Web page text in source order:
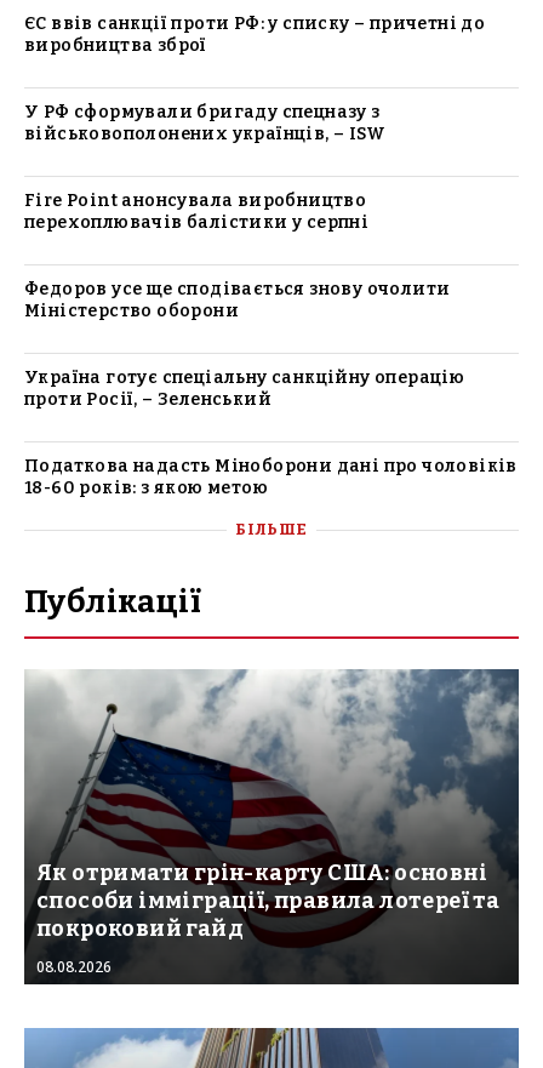
ЄС ввів санкції проти РФ: у списку – причетні до
виробництва зброї
У РФ сформували бригаду спецназу з
військовополонених українців, – ISW
Fire Point анонсувала виробництво
перехоплювачів балістики у серпні
Федоров усе ще сподівається знову очолити
Міністерство оборони
Україна готує спеціальну санкційну операцію
проти Росії, – Зеленський
Податкова надасть Міноборони дані про чоловіків
18-60 років: з якою метою
БІЛЬШЕ
Публікації
Як отримати грін-карту США: основні
способи імміграції, правила лотереї та
покроковий гайд
08.08.2026